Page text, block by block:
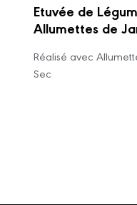
Etuvée de
Allumettes de
Réalisé avec
Sec